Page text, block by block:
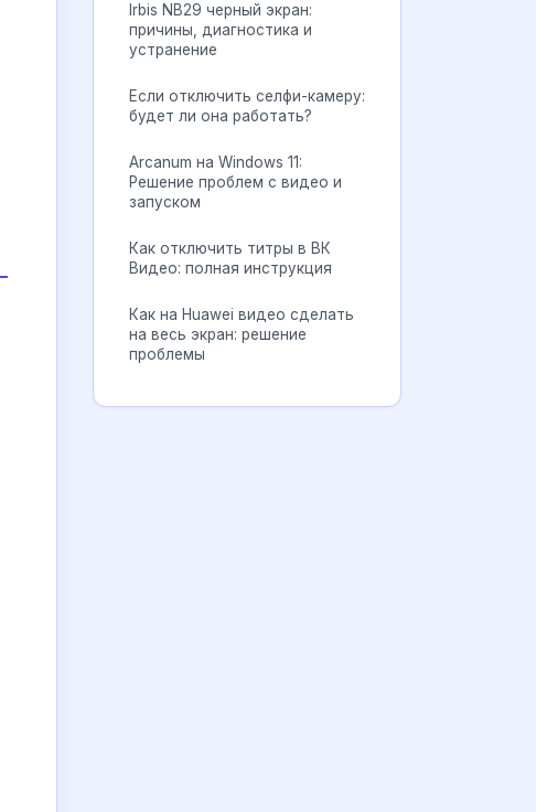
Irbis NB29 черный экран:
причины, диагностика и
устранение
Если отключить селфи-камеру:
будет ли она работать?
Arcanum на Windows 11:
Решение проблем с видео и
запуском
Как отключить титры в ВК
Видео: полная инструкция
Как на Huawei видео сделать
на весь экран: решение
проблемы